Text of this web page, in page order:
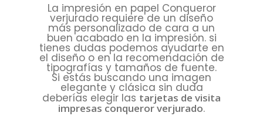
La impresión en papel Conqueror
verjurado requiere de un diseño
más personalizado de cara a un
buen acabado en la impresión. si
tienes dudas podemos ayudarte en
el diseño o en la recomendación de
tipografías y tamaños de fuente.
Si estás buscando una imagen
elegante y clásica sin duda
deberías elegir las tarjetas de visita
impresas conqueror verjurado.